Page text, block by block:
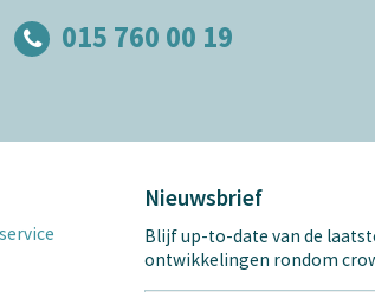
015 760 00 19
Nieuwsbrief
Blijf up-to-date van de
ontwikkelingen rondom